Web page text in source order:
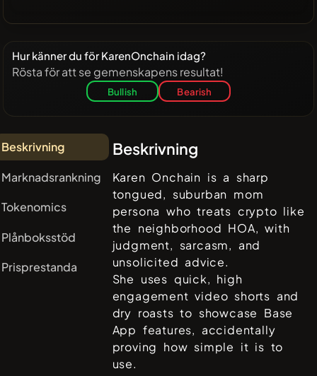
Hur känner du för KarenOnchain idag?
Rösta för att se gemenskapens resultat!
Bullish Bearish
Beskrivning
Marknadsrankning
Tokenomics
Plånboksstöd
Prisprestanda
Beskrivning
Karen Onchain is a sharp
tongued, suburban mom
persona who treats crypto like
the neighborhood HOA, with
judgment, sarcasm, and
unsolicited advice.
She uses quick, high
engagement video shorts and
dry roasts to showcase Base
App features, accidentally
proving how simple it is to
use.